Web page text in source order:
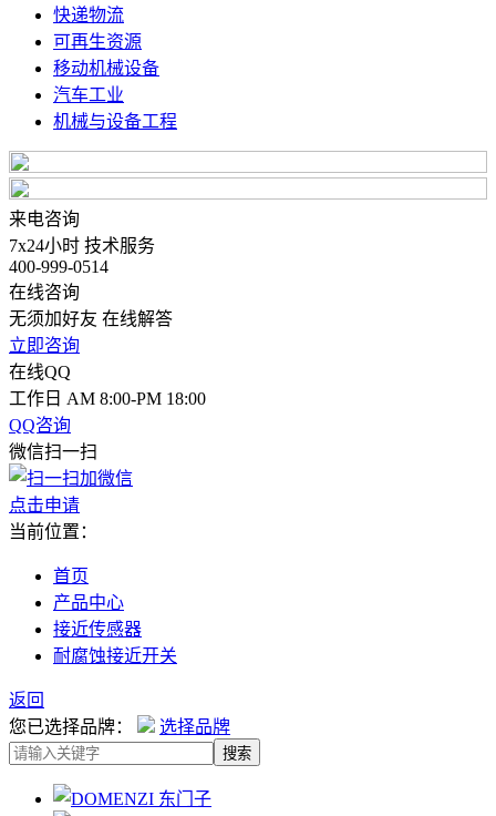
快递物流
可再生资源
移动机械设备
汽车工业
机械与设备工程
来电咨询
7x24小时 技术服务
400-999-0514
在线咨询
无须加好友 在线解答
立即咨询
在线QQ
工作日 AM 8:00-PM 18:00
QQ咨询
微信扫一扫
点击申请
当前位置：
首页
产品中心
接近传感器
耐腐蚀接近开关
返回
您已选择品牌：
选择品牌
搜索